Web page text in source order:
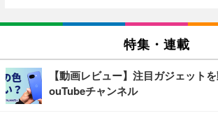
特集・連載
【動画レビュー】注目ガジェット
ouTubeチャンネル